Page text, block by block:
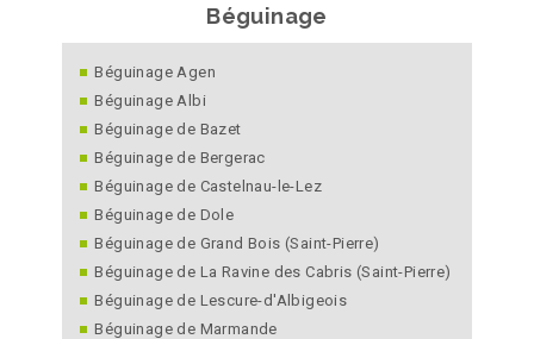
Béguinage
Béguinage Agen
Béguinage Albi
Béguinage de Bazet
Béguinage de Bergerac
Béguinage de Castelnau-le-Lez
Béguinage de Dole
Béguinage de Grand Bois (Saint-Pierre)
Béguinage de La Ravine des Cabris (Saint-Pierre)
Béguinage de Lescure-d'Albigeois
Béguinage de Marmande